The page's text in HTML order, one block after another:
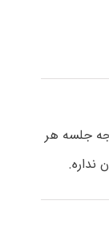
جلسه هر
نداره.